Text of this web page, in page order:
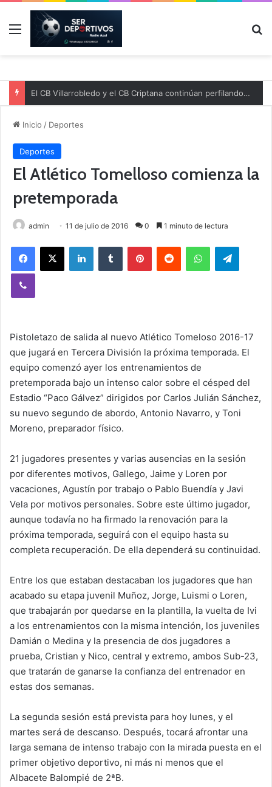
Menú
El CB Villarrobledo y el CB Criptana continúan perfilando sus plantillas
Inicio / Deportes
Deportes
El Atlético Tomelloso comienza la
pretemporada
admin 11 de julio de 2016 0 1 minuto de lectura
Pistoletazo de salida al nuevo Atlético Tomeloso 2016-17
que jugará en Tercera División la próxima temporada. El
equipo comenzó ayer los entrenamientos de
pretemporada bajo un intenso calor sobre el césped del
Estadio “Paco Gálvez” dirigidos por Carlos Julián Sánchez,
su nuevo segundo de abordo, Antonio Navarro, y Toni
Moreno, preparador físico.
21 jugadores presentes y varias ausencias en la sesión
por diferentes motivos, Gallego, Jaime y Loren por
vacaciones, Agustín por trabajo o Pablo Buendía y Javi
Vela por motivos personales. Sobre este último jugador,
aunque todavía no ha firmado la renovación para la
próxima temporada, seguirá con el equipo hasta su
completa recuperación. De ella dependerá su continuidad.
Entre los que estaban destacaban los jugadores que han
acabado su etapa juvenil Muñoz, Jorge, Luismi o Loren,
que trabajarán por quedarse en la plantilla, la vuelta de Ivi
a los entrenamientos con la misma intención, los juveniles
Damián o Medina y la presencia de dos jugadores a
prueba, Cristian y Nico, central y extremo, ambos Sub-23,
que tratarán de ganarse la confianza del entrenador en
estas dos semanas.
La segunda sesión está prevista para hoy lunes, y el
martes será de descanso. Después, tocará afrontar una
larga semana de intenso trabajo con la mirada puesta en el
primer objetivo deportivo, ni más ni menos que el
Albacete Balompié de 2ªB.